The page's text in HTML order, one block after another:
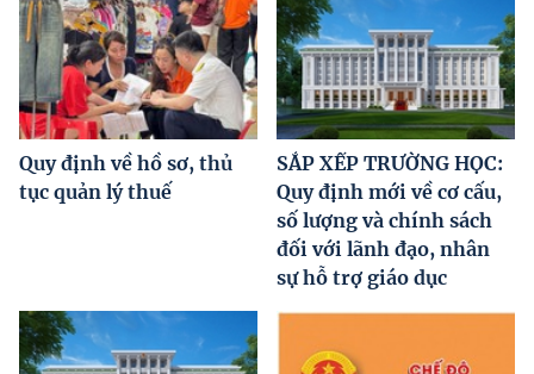
Quy định về hồ sơ, thủ
tục quản lý thuế
SẮP XẾP TRƯỜNG HỌC:
Quy định mới về cơ cấu,
số lượng và chính sách
đối với lãnh đạo, nhân
sự hỗ trợ giáo dục